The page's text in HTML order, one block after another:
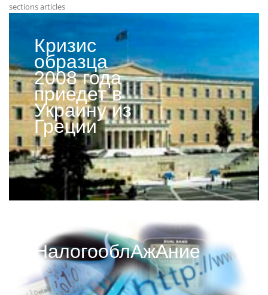
sections articles
Кризис
образца
2008 года
приедет в
Украину из
Греции
НалогооблАжАние